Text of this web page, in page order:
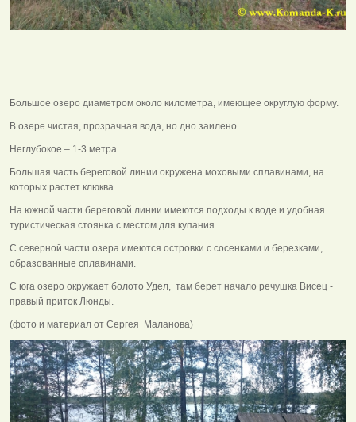
Большое озеро диаметром около километра, имеющее округлую форму.
В озере чистая, прозрачная вода, но дно заилено.
Неглубокое – 1-3 метра.
Большая часть береговой линии окружена моховыми сплавинами, на
которых растет клюква.
На южной части береговой линии имеются подходы к воде и удобная
туристическая стоянка с местом для купания.
С северной части озера имеются островки с сосенками и березками,
образованные сплавинами.
С юга озеро окружает болото Удел, там берет начало речушка Висец -
правый приток Люнды.
(фото и материал от Сергея Маланова)